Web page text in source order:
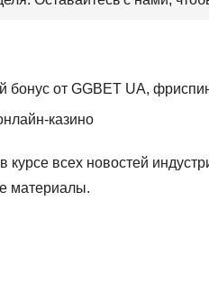
бонус от GGBET UA,
казино
курсе всех новостей
материалы.